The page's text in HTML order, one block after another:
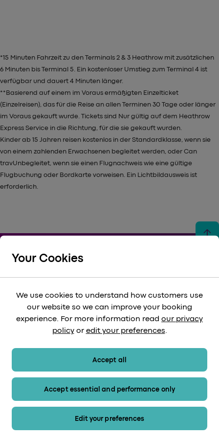
*15 Minuten Fahrzeit zu den Terminals 2 & 3 Heathrow mit zusätzlichen
6 Minuten bis Terminal 5. Ein kostenloser Umstieg zum Terminal 4 ist
verfügbar und dauert 4 Minuten länger.
**Basierend auf einem im Voraus ermäßigten Einzelticket
(Einzelreisen), das für die Reise an allen Terminen 30 Tage oder länger
im Voraus gekauft wurde. Tickets sind Nur gültig auf dem Heathrow
Express Service in die Richtung, für die sie gekauft wurden.
Kinder ab 15 Jahren reisen kostenlos in der Standardklasse, wenn sie
von einem zahlenden Erwachsenen begleitet werden, oder Can
travUnbegleitet, wenn sie einen Flugnachweis wie eine gültige
Flugbuchung oder Bordkarte vorweisen. Ein Lichtbildausweis ist
erforderlich.
arrow_upward
keyboard_arrow_down
KÖRPERSCHAFTLICH keyboard_arrow_down
Your Cookies
We use cookies to understand how customers use
our website so we can improve your booking
experience. For more information read our privacy
policyor edit your preferences.
Accept all
Accept essential and performance only
Edit your preferences